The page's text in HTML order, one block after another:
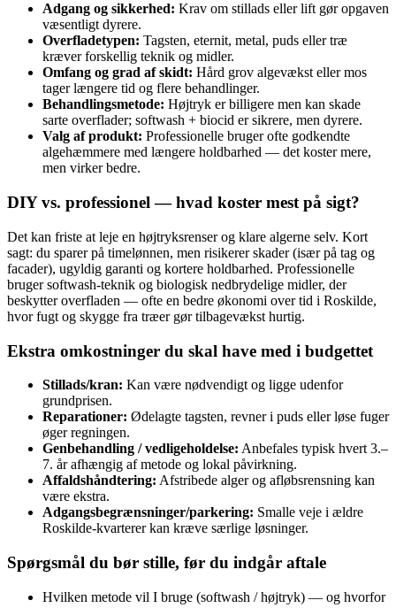
Adgang og sikkerhed: Krav om stillads eller lift gør opgaven
væsentligt dyrere.
Overfladetypen: Tagsten, eternit, metal, puds eller træ
kræver forskellig teknik og midler.
Omfang og grad af skidt: Hård grov algevækst eller mos
tager længere tid og flere behandlinger.
Behandlingsmetode: Højtryk er billigere men kan skade
sarte overflader; softwash + biocid er sikrere, men dyrere.
Valg af produkt: Professionelle bruger ofte godkendte
algehæmmere med længere holdbarhed — det koster mere,
men virker bedre.
DIY vs. professionel — hvad koster mest på sigt?
Det kan friste at leje en højtryksrenser og klare algerne selv. Kort
sagt: du sparer på timelønnen, men risikerer skader (især på tag og
facader), ugyldig garanti og kortere holdbarhed. Professionelle
bruger softwash-teknik og biologisk nedbrydelige midler, der
beskytter overfladen — ofte en bedre økonomi over tid i Roskilde,
hvor fugt og skygge fra træer gør tilbagevækst hurtig.
Ekstra omkostninger du skal have med i budgettet
Stillads/kran: Kan være nødvendigt og ligge udenfor
grundprisen.
Reparationer: Ødelagte tagsten, revner i puds eller løse fuger
øger regningen.
Genbehandling / vedligeholdelse: Anbefales typisk hvert 3.–
7. år afhængig af metode og lokal påvirkning.
Affaldshåndtering: Afstribede alger og afløbsrensning kan
være ekstra.
Adgangsbegrænsninger/parkering: Smalle veje i ældre
Roskilde-kvarterer kan kræve særlige løsninger.
Spørgsmål du bør stille, før du indgår aftale
Hvilken metode vil I bruge (softwash / højtryk) — og hvorfor